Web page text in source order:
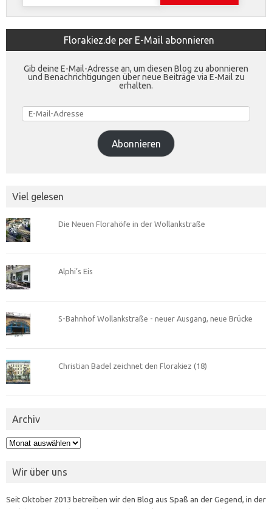
Florakiez.de per E-Mail abonnieren
Gib deine E-Mail-Adresse an, um diesen Blog zu abonnieren
und Benachrichtigungen über neue Beiträge via E-Mail zu
erhalten.
E-
Mail-
Adresse
Abonnieren
Viel gelesen
Die Neuen Florahöfe in der Wollankstraße
Alphi’s Eis
S-Bahnhof Wollankstraße - neuer Ausgang, neue Brücke
Christian Badel zeichnet den Florakiez (18)
Archiv
Archiv
Wir über uns
Seit Oktober 2013 betreiben wir den Blog aus Spaß an der Gegend, in der